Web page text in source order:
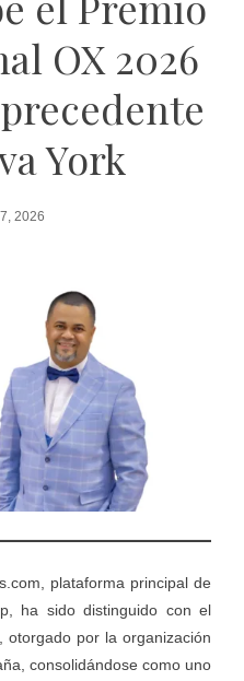
OX 2026
York
2026
plataforma principal de
ha sido distinguido con el
otorgado por la organización
consolidándose como uno